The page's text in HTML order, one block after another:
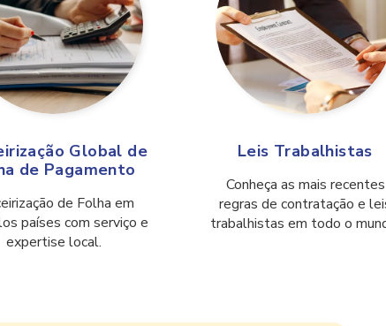
Global de
de Pagamento
de Folha em
países com serviço e
expertise local.
Leis Trabalhistas
Conheça as mais recentes
regras de contratação e
trabalhistas em todo o